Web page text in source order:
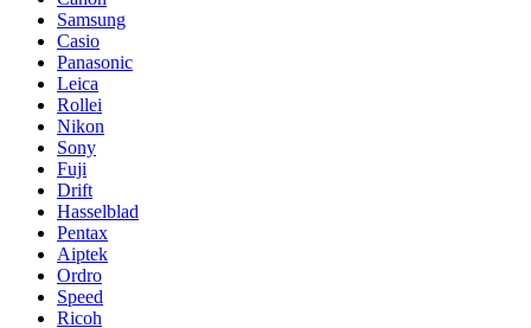
Samsung
Casio
Panasonic
Leica
Rollei
Nikon
Sony
Fuji
Drift
Hasselblad
Pentax
Aiptek
Ordro
Speed
Ricoh